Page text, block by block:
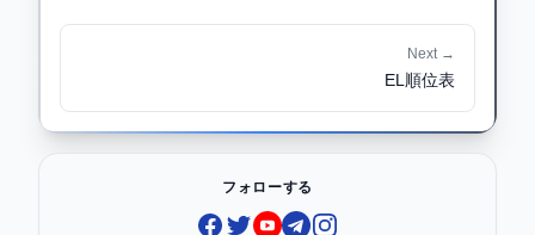
Next →
EL順位表
フォローする
Facebook
TwitterYouTube
Telegram
Instagram